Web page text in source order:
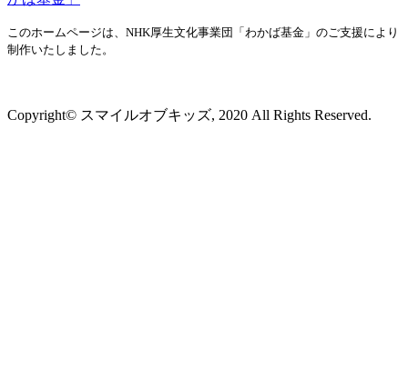
このホームページは、NHK厚生文化事業団「わかば基金」のご支援により
制作いたしました。
Copyright© スマイルオブキッズ, 2020 All Rights Reserved.